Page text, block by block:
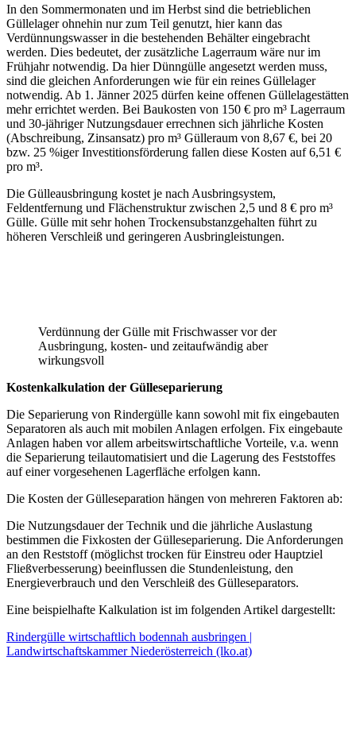
In den Sommermonaten und im Herbst sind die betrieblichen
Güllelager ohnehin nur zum Teil genutzt, hier kann das
Verdünnungswasser in die bestehenden Behälter eingebracht
werden. Dies bedeutet, der zusätzliche Lagerraum wäre nur im
Frühjahr notwendig. Da hier Dünngülle angesetzt werden muss,
sind die gleichen Anforderungen wie für ein reines Güllelager
notwendig. Ab 1. Jänner 2025 dürfen keine offenen Güllelagestätten
mehr errichtet werden. Bei Baukosten von 150 € pro m³ Lagerraum
und 30-jähriger Nutzungsdauer errechnen sich jährliche Kosten
(Abschreibung, Zinsansatz) pro m³ Gülleraum von 8,67 €, bei 20
bzw. 25 %iger Investitionsförderung fallen diese Kosten auf 6,51 €
pro m³.
Die Gülleausbringung kostet je nach Ausbringsystem,
Feldentfernung und Flächenstruktur zwischen 2,5 und 8 € pro m³
Gülle. Gülle mit sehr hohen Trockensubstanzgehalten führt zu
höheren Verschleiß und geringeren Ausbringleistungen.
Verdünnung der Gülle mit Frischwasser vor der
Ausbringung, kosten- und zeitaufwändig aber
wirkungsvoll
Kostenkalkulation der Gülleseparierung
Die Separierung von Rindergülle kann sowohl mit fix eingebauten
Separatoren als auch mit mobilen Anlagen erfolgen. Fix eingebaute
Anlagen haben vor allem arbeitswirtschaftliche Vorteile, v.a. wenn
die Separierung teilautomatisiert und die Lagerung des Feststoffes
auf einer vorgesehenen Lagerfläche erfolgen kann.
Die Kosten der Gülleseparation hängen von mehreren Faktoren ab:
Die Nutzungsdauer der Technik und die jährliche Auslastung
bestimmen die Fixkosten der Gülleseparierung. Die Anforderungen
an den Reststoff (möglichst trocken für Einstreu oder Hauptziel
Fließverbesserung) beeinflussen die Stundenleistung, den
Energieverbrauch und den Verschleiß des Gülleseparators.
Eine beispielhafte Kalkulation ist im folgenden Artikel dargestellt:
Rindergülle wirtschaftlich bodennah ausbringen |
Landwirtschaftskammer Niederösterreich (lko.at)